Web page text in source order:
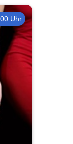
Uhr